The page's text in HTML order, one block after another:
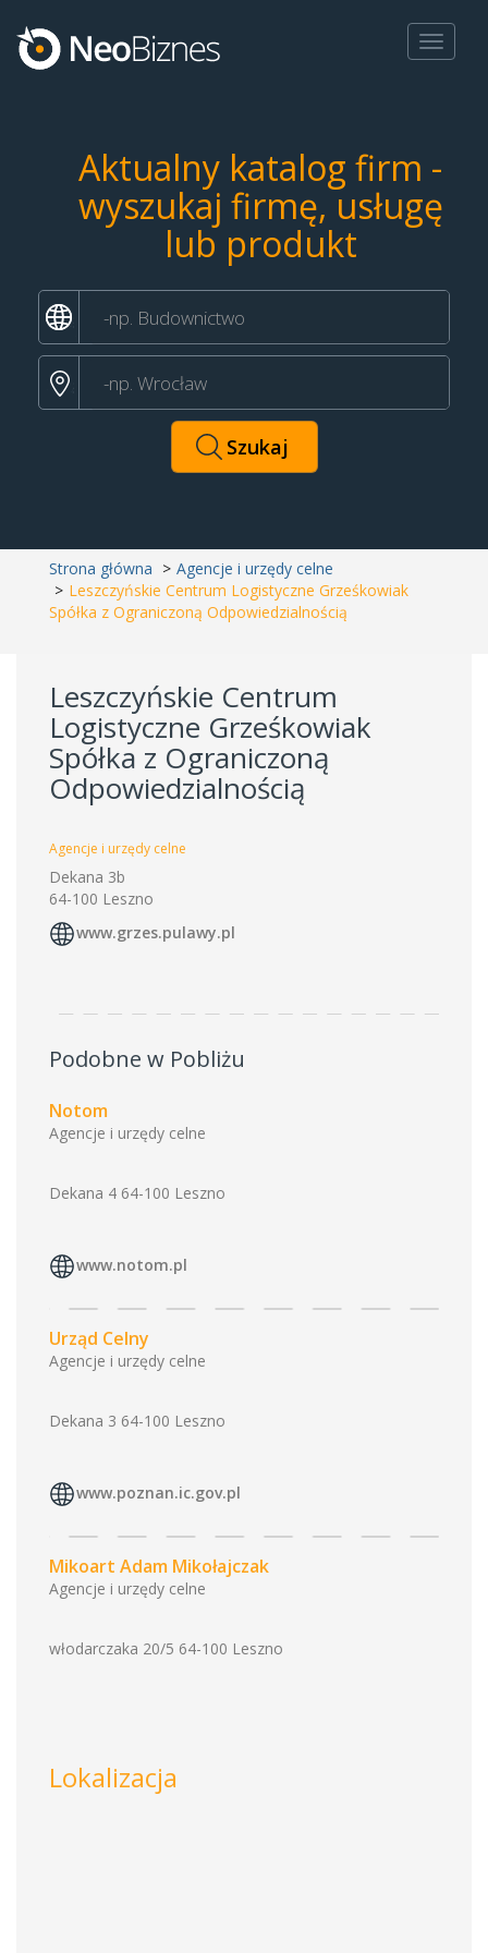
Toggle
Aktualny katalog firm -
wyszukaj firmę, usługę
lub produkt
Strona główna
Agencje i urzędy celne
Leszczyńskie Centrum Logistyczne Grześkowiak
Spółka z Ograniczoną Odpowiedzialnością
Leszczyńskie Centrum
Logistyczne Grześkowiak
Spółka z Ograniczoną
Odpowiedzialnością
Agencje i urzędy celne
Dekana 3b
64-100 Leszno
www.grzes.pulawy.pl
Podobne w Pobliżu
Notom
Agencje i urzędy celne
Dekana 4 64-100 Leszno
www.notom.pl
Urząd Celny
Agencje i urzędy celne
Dekana 3 64-100 Leszno
www.poznan.ic.gov.pl
Mikoart Adam Mikołajczak
Agencje i urzędy celne
włodarczaka 20/5 64-100 Leszno
Lokalizacja